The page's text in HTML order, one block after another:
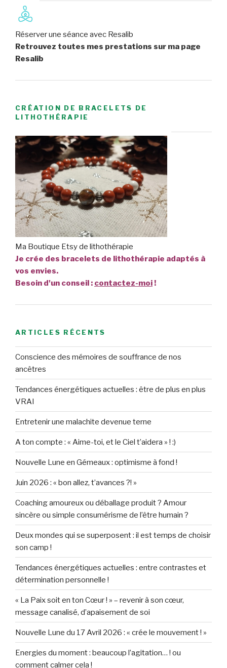
Réserver une séance avec Resalib
Retrouvez toutes mes prestations sur ma page
Resalib
CRÉATION DE BRACELETS DE
LITHOTHÉRAPIE
Ma Boutique Etsy de lithothérapie
Je crée des bracelets de lithothérapie adaptés à
vos envies.
Besoin d'un conseil : contactez-moi!
ARTICLES RÉCENTS
Conscience des mémoires de souffrance de nos
ancêtres
Tendances énergétiques actuelles : être de plus en plus
VRAI
Entretenir une malachite devenue terne
A ton compte : « Aime-toi, et le Ciel t’aidera » ! :)
Nouvelle Lune en Gémeaux : optimisme à fond !
Juin 2026 : « bon allez, t’avances ?! »
Coaching amoureux ou déballage produit ? Amour
sincère ou simple consumérisme de l’être humain ?
Deux mondes qui se superposent : il est temps de choisir
son camp !
Tendances énergétiques actuelles : entre contrastes et
détermination personnelle !
« La Paix soit en ton Cœur ! » – revenir à son cœur,
message canalisé, d’apaisement de soi
Nouvelle Lune du 17 Avril 2026 : « crée le mouvement ! »
Energies du moment : beaucoup l’agitation… ! ou
comment calmer cela !